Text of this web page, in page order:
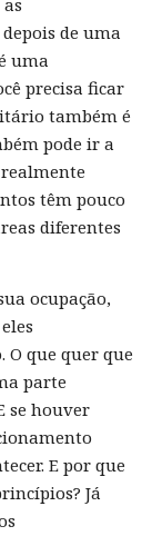
de uma
uma
precisa ficar
também é
pode ir a
têm pouco
diferentes
ocupação,
O que quer que
parte
se houver
E por que
Já